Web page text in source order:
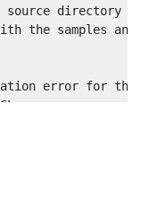
source directory
the samples
error for the